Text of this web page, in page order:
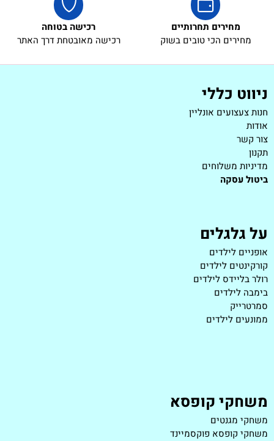
מחירים תחרותיים
מחירים הכי טובים בשוק
רכישה בטוחה
רכישה מאובטחת דרך האתר
ניווט כללי
חנות צעצועים אונליין
אודות
צור קשר
תקנון
מדיניות משלוחים
ביטול עסקה
על גלגלים
אופניים לילדים
קורקינטים לילדים
רולר בליידס לילדים
בימבה לילדים
סמרטרייק
ממונעים לילדים
משחקי קופסא
משחקי מגנטים
משחקי קופסא פוקסמיינד